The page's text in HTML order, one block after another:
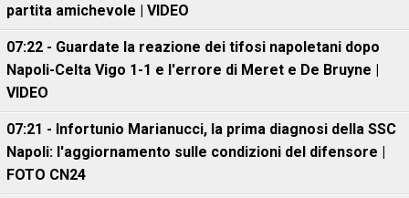
partita amichevole | VIDEO
07:22 - Guardate la reazione dei tifosi napoletani dopo
Napoli-Celta Vigo 1-1 e l'errore di Meret e De Bruyne |
VIDEO
07:21 - Infortunio Marianucci, la prima diagnosi della SSC
Napoli: l'aggiornamento sulle condizioni del difensore |
FOTO CN24